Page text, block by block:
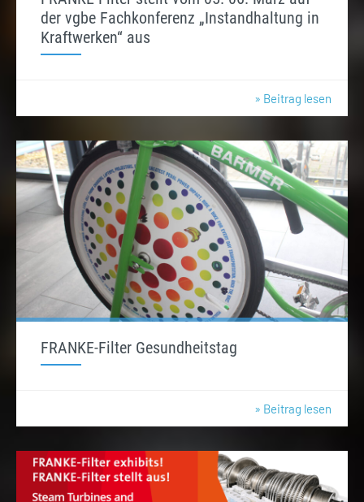
der vgbe Fachkonferenz „Instandhaltung in
Kraftwerken“ aus
» Beitrag lesen
FRANKE-Filter Gesundheitstag
» Beitrag lesen